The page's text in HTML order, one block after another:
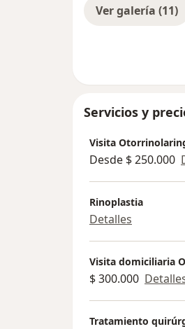
Ver galería (11)
Servicios y
Visita
Desde $ 250.000
Rinoplastia
Detalles
Visita domiciliaria
$ 300.000
Tratamiento